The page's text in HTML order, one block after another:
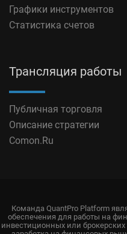
Графики инструментов
Статистика счетов
Трансляция работы
Публичная торговля
Описание стратегии
Comon.Ru
Команда QuantPro Platform
обеспечения для работы на
инвестиционных или